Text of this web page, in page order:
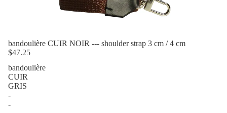
bandoulière CUIR NOIR --- shoulder strap 3 cm / 4 cm
$47.25
bandoulière
CUIR
GRIS
-
-